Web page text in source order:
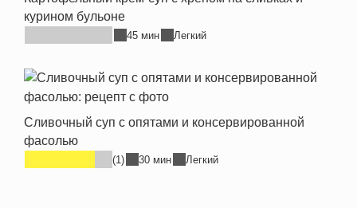
курином бульоне
45 мин Легкий
Сливочный суп с опятами и консервированной
фасолью
(1) 30 мин Легкий